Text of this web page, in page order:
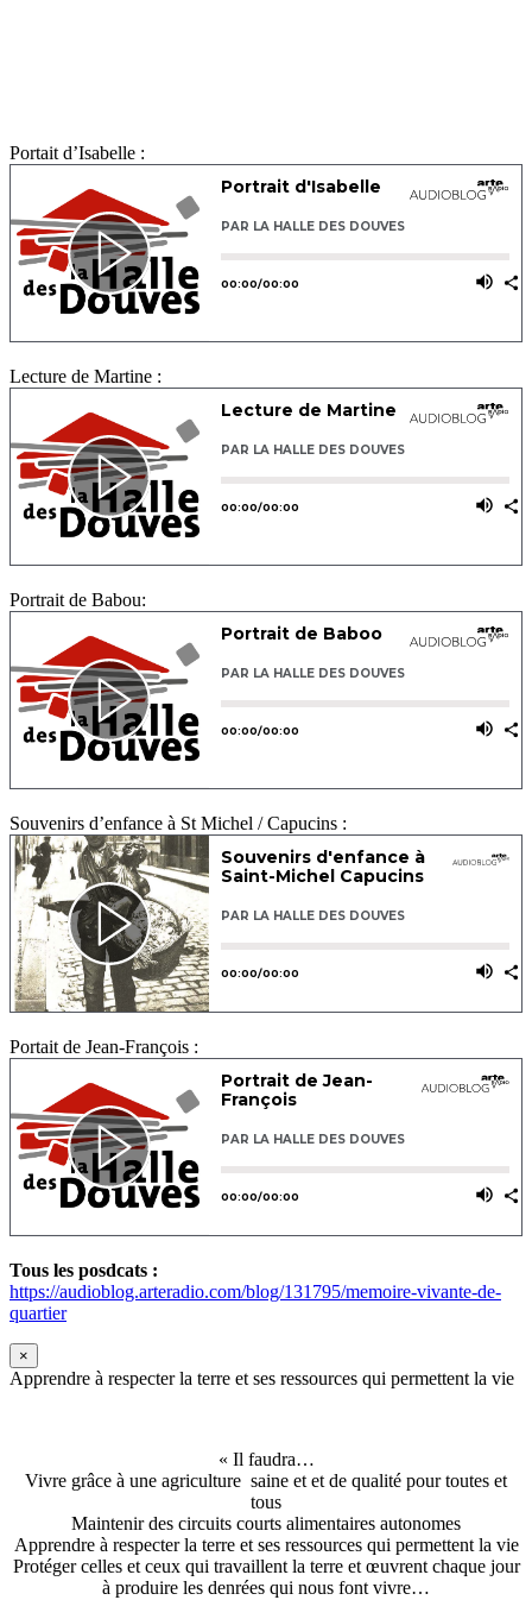
Portait d’Isabelle :
Lecture de Martine :
Portrait de Babou:
Souvenirs d’enfance à St Michel / Capucins :
Portait de Jean-François :
Tous les posdcats :
https://audioblog.arteradio.com/blog/131795/memoire-vivante-de-
quartier
×
Apprendre à respecter la terre et ses ressources qui permettent la vie
« Il faudra…
Vivre grâce à une agriculture saine et et de qualité pour toutes et
tous
Maintenir des circuits courts alimentaires autonomes
Apprendre à respecter la terre et ses ressources qui permettent la vie
Protéger celles et ceux qui travaillent la terre et œuvrent chaque jour
à produire les denrées qui nous font vivre…